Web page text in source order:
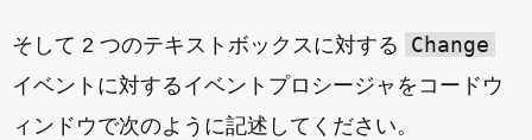
そして 2 つのテキストボックスに対する Change
イベントに対するイベントプロシージャをコードウ
ィンドウで次のように記述してください。